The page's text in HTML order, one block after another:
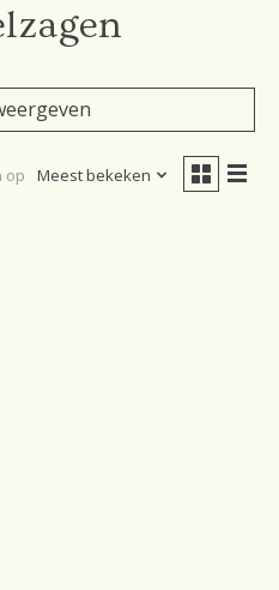
op Meest bekeken